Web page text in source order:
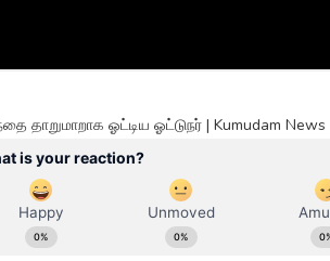
தாறுமாறாக ஓட்டிய ஓட்டுநர் | Kumudam News